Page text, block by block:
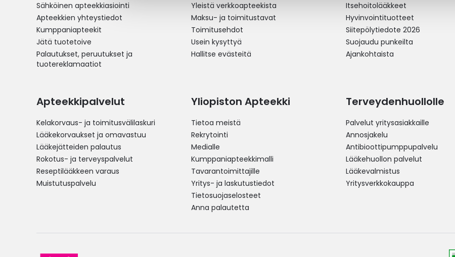
Sähköinen apteekkiasiointi
Apteekkien yhteystiedot
Kumppaniapteekit
Jätä tuotetoive
Palautukset, peruutukset ja
tuotereklamaatiot
Yleistä verkkoapteekista
Maksu- ja toimitustavat
Toimitusehdot
Usein kysyttyä
Hallitse evästeitä
Itsehoitolääkkeet
Hyvinvointituotteet
Siitepölytiedote 2026
Suojaudu punkeilta
Ajankohtaista
Apteekkipalvelut
Kelakorvaus- ja toimitusvälilaskuri
Lääkekorvaukset ja omavastuu
Lääkejätteiden palautus
Rokotus- ja terveyspalvelut
Reseptilääkkeen varaus
Muistutuspalvelu
Yliopiston Apteekki
Tietoa meistä
Rekrytointi
Medialle
Kumppaniapteekkimalli
Tavarantoimittajille
Yritys- ja laskutustiedot
Tietosuojaselosteet
Anna palautetta
Terveydenhuollolle
Palvelut yritysasiakkaille
Annosjakelu
Antibioottipumppupalvelu
Lääkehuollon palvelut
Lääkevalmistus
Yritysverkkokauppa